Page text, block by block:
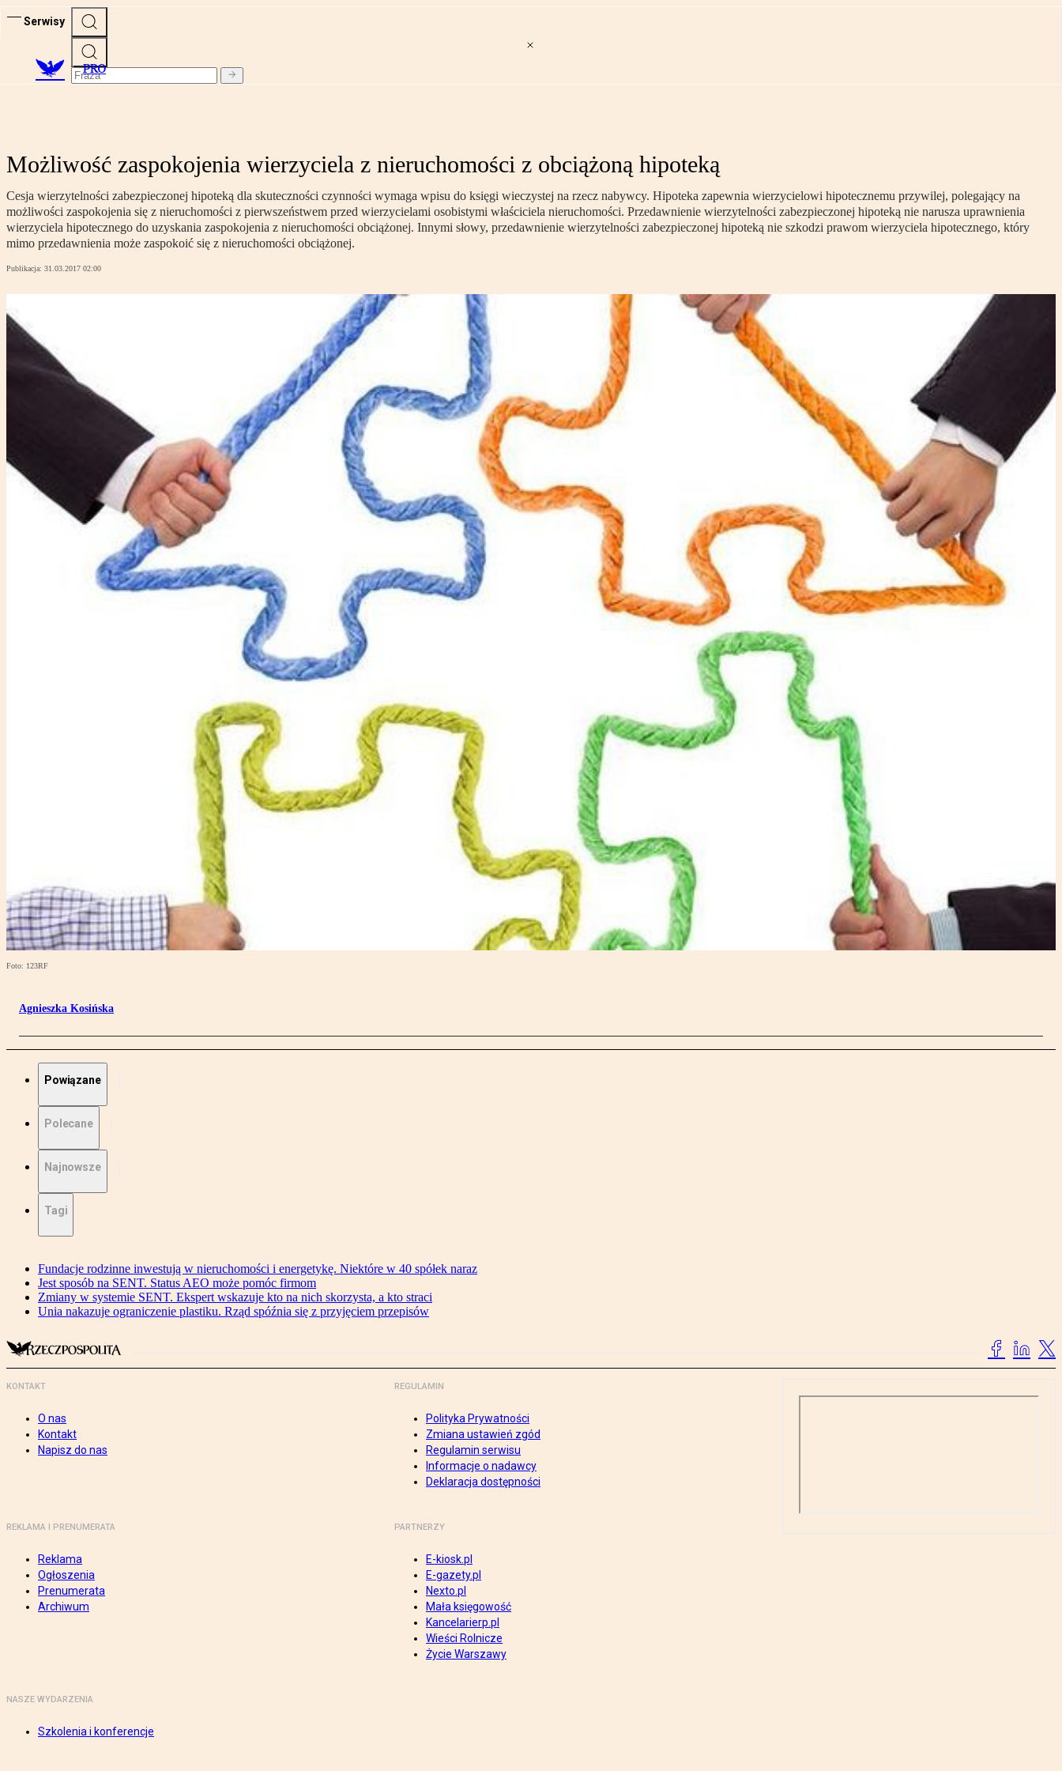
Serwisy
PRO
Możliwość zaspokojenia wierzyciela z nieruchomości z obciążoną hipoteką
Cesja wierzytelności zabezpieczonej hipoteką dla skuteczności czynności wymaga wpisu do księgi wieczystej na rzecz nabywcy. Hipoteka zapewnia wierzycielowi hipotecznemu przywilej, polegający na
możliwości zaspokojenia się z nieruchomości z pierwszeństwem przed wierzycielami osobistymi właściciela nieruchomości. Przedawnienie wierzytelności zabezpieczonej hipoteką nie narusza uprawnienia
wierzyciela hipotecznego do uzyskania zaspokojenia z nieruchomości obciążonej. Innymi słowy, przedawnienie wierzytelności zabezpieczonej hipoteką nie szkodzi prawom wierzyciela hipotecznego, który
mimo przedawnienia może zaspokoić się z nieruchomości obciążonej.
Publikacja: 31.03.2017 02:00
Foto: 123RF
Agnieszka Kosińska
Powiązane
Polecane
Najnowsze
Tagi
Fundacje rodzinne inwestują w nieruchomości i energetykę. Niektóre w 40 spółek naraz
Jest sposób na SENT. Status AEO może pomóc firmom
Zmiany w systemie SENT. Ekspert wskazuje kto na nich skorzysta, a kto straci
Unia nakazuje ograniczenie plastiku. Rząd spóźnia się z przyjęciem przepisów
KONTAKT
O nas
Kontakt
Napisz do nas
REGULAMIN
Polityka Prywatności
Zmiana ustawień zgód
Regulamin serwisu
Informacje o nadawcy
Deklaracja dostępności
REKLAMA I PRENUMERATA
Reklama
Ogłoszenia
Prenumerata
Archiwum
PARTNERZY
E-kiosk.pl
E-gazety.pl
Nexto.pl
Mała księgowość
Kancelarierp.pl
Wieści Rolnicze
Życie Warszawy
NASZE WYDARZENIA
Szkolenia i konferencje